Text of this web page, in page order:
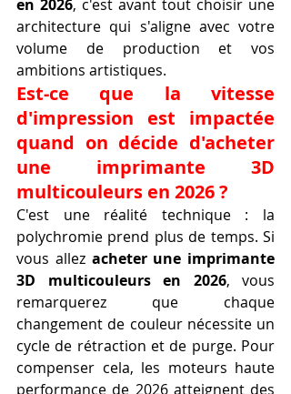
en 2026, c'est avant tout choisir une
architecture qui s'aligne avec votre
volume de production et vos
ambitions artistiques.
Est-ce que la vitesse
d'impression est impactée
quand on décide d'acheter
une imprimante 3D
multicouleurs en 2026 ?
C'est une réalité technique : la
polychromie prend plus de temps. Si
vous allez acheter une imprimante
3D multicouleurs en 2026, vous
remarquerez que chaque
changement de couleur nécessite un
cycle de rétraction et de purge. Pour
compenser cela, les moteurs haute
performance de 2026 atteignent des